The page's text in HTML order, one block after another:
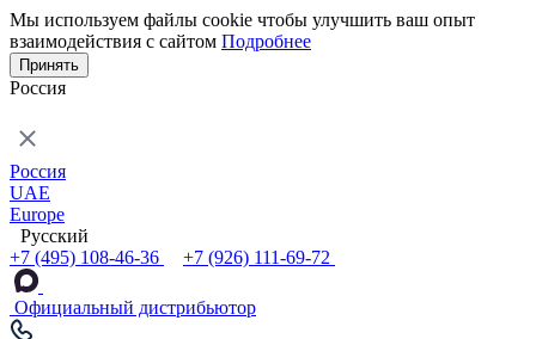
Мы используем файлы cookie чтобы улучшить ваш опыт
взаимодействия с сайтом Подробнее
Принять
Россия
Россия
UAE
Europe
Русский
+7 (495) 108-46-36
+7 (926) 111-69-72
Официальный дистрибьютор